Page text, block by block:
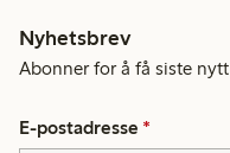
Nyhetsbrev
Abonner for å få siste
E-postadresse *